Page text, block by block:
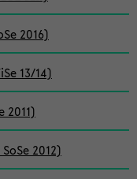
2016)
13/14)
2011)
2012)